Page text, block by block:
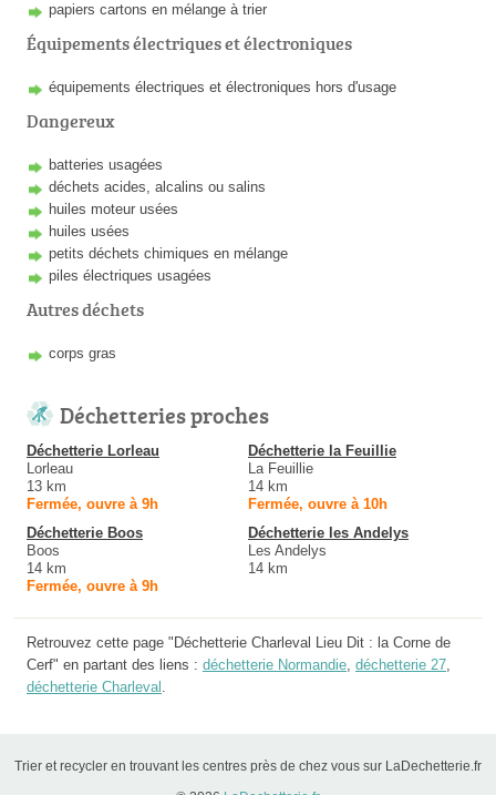
papiers cartons en mélange à trier
Équipements électriques et électroniques
équipements électriques et électroniques hors d'usage
Dangereux
batteries usagées
déchets acides, alcalins ou salins
huiles moteur usées
huiles usées
petits déchets chimiques en mélange
piles électriques usagées
Autres déchets
corps gras
Déchetteries proches
Déchetterie Lorleau
Lorleau
13 km
Fermée, ouvre à 9h
Déchetterie la Feuillie
La Feuillie
14 km
Fermée, ouvre à 10h
Déchetterie Boos
Boos
14 km
Fermée, ouvre à 9h
Déchetterie les Andelys
Les Andelys
14 km
Retrouvez cette page "Déchetterie Charleval Lieu Dit : la Corne de
Cerf" en partant des liens : déchetterie Normandie, déchetterie 27,
déchetterie Charleval .
Trier et recycler en trouvant les centres près de chez vous sur LaDechetterie.fr